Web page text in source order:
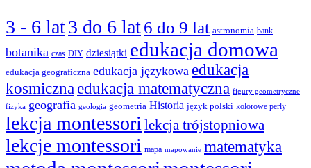
3 - 6 lat3 do 6 lat6 do 9 lat astronomia bank
botanika czas DIY dziesiątki edukacja domowa
edukacja geograficzna edukacja językowa edukacja
kosmiczna edukacja matematyczna figury geometryczne
fizyka geografia geologia geometria Historia język polski kolorowe perły
lekcja montessori lekcja trójstopniowa
lekcje montessori mapa mapowanie matematyka